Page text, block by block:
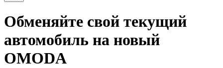
Обменяйте свой текущий
автомобиль на новый
OMODA